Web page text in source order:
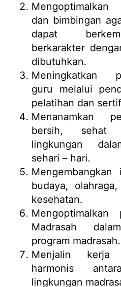
Mengoptimalkan
dan bimbingan
dapat
berkarakter
dibutuhkan.
Meningkatkan
guru melalui
pelatihan dan
Menanamkan
bersih, sehat
lingkungan
sehari – hari.
Mengembangkan
budaya,
kesehatan.
Mengoptimalkan
Madrasah
program madrasah.
Menjalin kerja
harmonis
lingkungan